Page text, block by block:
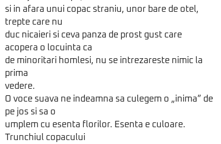
si in afara unui copac straniu, unor bare de otel,
trepte care nu
duc nicaieri si ceva panza de prost gust care
acopera o locuinta ca
de minoritari homlesi, nu se intrezareste nimic la
prima
vedere.
O voce suava ne indeamna sa culegem o „inima” de
pe jos si sa o
umplem cu esenta florilor. Esenta e culoare.
Trunchiul copacului